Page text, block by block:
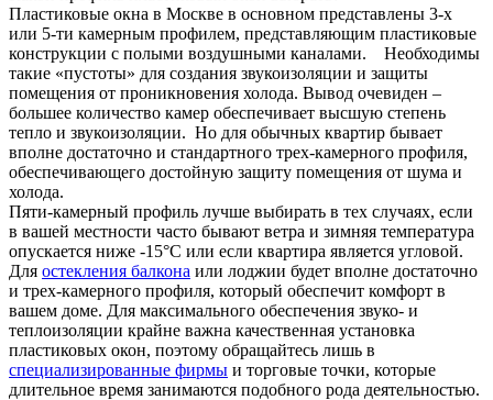
Пластиковые окна в Москве в основном представлены 3-х
или 5-ти камерным профилем, представляющим пластиковые
конструкции с полыми воздушными каналами. Необходимы
такие «пустоты» для создания звукоизоляции и защиты
помещения от проникновения холода. Вывод очевиден –
большее количество камер обеспечивает высшую степень
тепло и звукоизоляции. Но для обычных квартир бывает
вполне достаточно и стандартного трех-камерного профиля,
обеспечивающего достойную защиту помещения от шума и
холода.
Пяти-камерный профиль лучше выбирать в тех случаях, если
в вашей местности часто бывают ветра и зимняя температура
опускается ниже -15°С или если квартира является угловой.
Для остекления балкона или лоджии будет вполне достаточно
и трех-камерного профиля, который обеспечит комфорт в
вашем доме. Для максимального обеспечения звуко- и
теплоизоляции крайне важна качественная установка
пластиковых окон, поэтому обращайтесь лишь в
специализированные фирмы и торговые точки, которые
длительное время занимаются подобного рода деятельностью.